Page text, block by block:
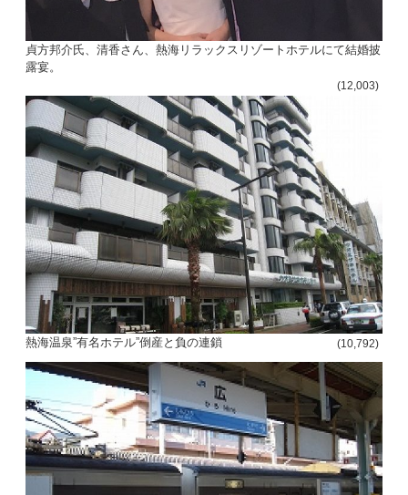
貞方邦介氏、清香さん、熱海リラックスリゾートホテルにて結婚披
露宴。
(12,003)
熱海温泉”有名ホテル”倒産と負の連鎖 (10,792)